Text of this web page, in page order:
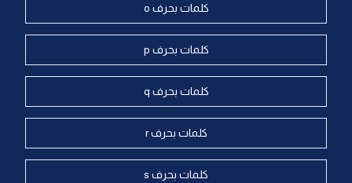
كلمات بحرف o
كلمات بحرف p
كلمات بحرف q
كلمات بحرف r
كلمات بحرف s